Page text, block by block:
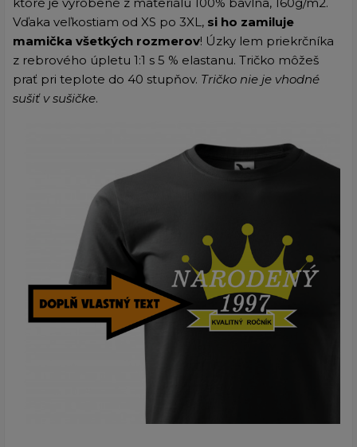
Vďaka veľkostiam od XS po 3XL, si ho zamiluje
mamička všetkých rozmerov! Úzky lem priekrčníka
z rebrového úpletu 1:1 s 5 % elastanu. Tričko môžeš
prať pri teplote do 40 stupňov. Tričko nie je vhodné
sušiť v sušičke.